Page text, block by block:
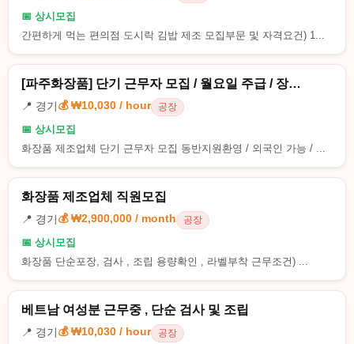
📅 상시모집
간편하게 먹는 편의점 도시락 김밥 제조 모집부문 및 자격요건) 1...
[파주화장품] 단기 근무자 모집 / 월요일 주급 / 장…
📍 경기💰 ₩10,030 / hour 공장
📅 상시모집
화장품 제조업체 단기 근무자 모집 동반지원환영 / 외국인 가능 / ...
화장품 제조업체 직원모집
📍 경기💰 ₩2,900,000 / month 공장
📅 상시모집
화장품 단순포장, 검사 , 조립 용량확인 , 라벨부착 근무조건) ...
베트남 여성분 근무중 , 단순 검사 및 조립
📍 경기💰 ₩10,030 / hour 공장